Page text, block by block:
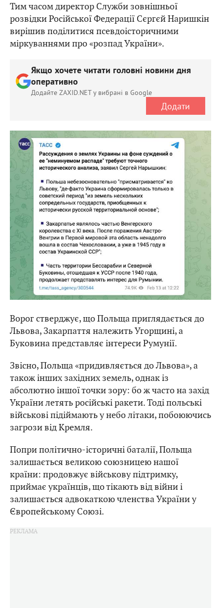
Тим часом директор Служби зовнішньої
розвідки Російської Федерації Сєргєй Наришкін
вирішив поділитися псевдоісторичними
міркуваннями про «розпад України».
Якщо хочете читати головні новини дня
оперативно
Додайте ZAXID.NET у вибрані в Google
Додати
Ворог стверджує, що Польща приглядається до
Львова, Закарпаття належить Угорщині, а
Буковина представляє інтереси Румунії.
Звісно, Польща «придивляється до Львова», а
також інших західних земель, однак із
абсолютно іншої точки зору: бо ж часто на захід
України летять російські ракети. Тоді польські
військові підіймають у небо літаки, побоюючись
загрози від Кремля.
Попри політично-історичні баталії, Польща
залишається великою союзницею нашої
країни: продовжує військову підтримку,
приймає українців, що тікають від війни і
залишається адвокаткою членства України у
Європейському Союзі.